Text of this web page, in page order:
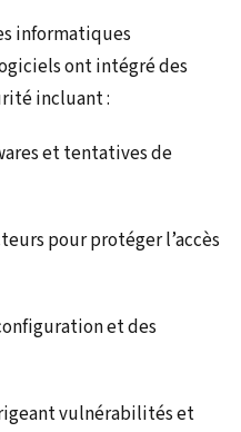
informatiques
ont intégré des
incluant :
et tentatives de
pour protéger l’accès
et des
vulnérabilités et